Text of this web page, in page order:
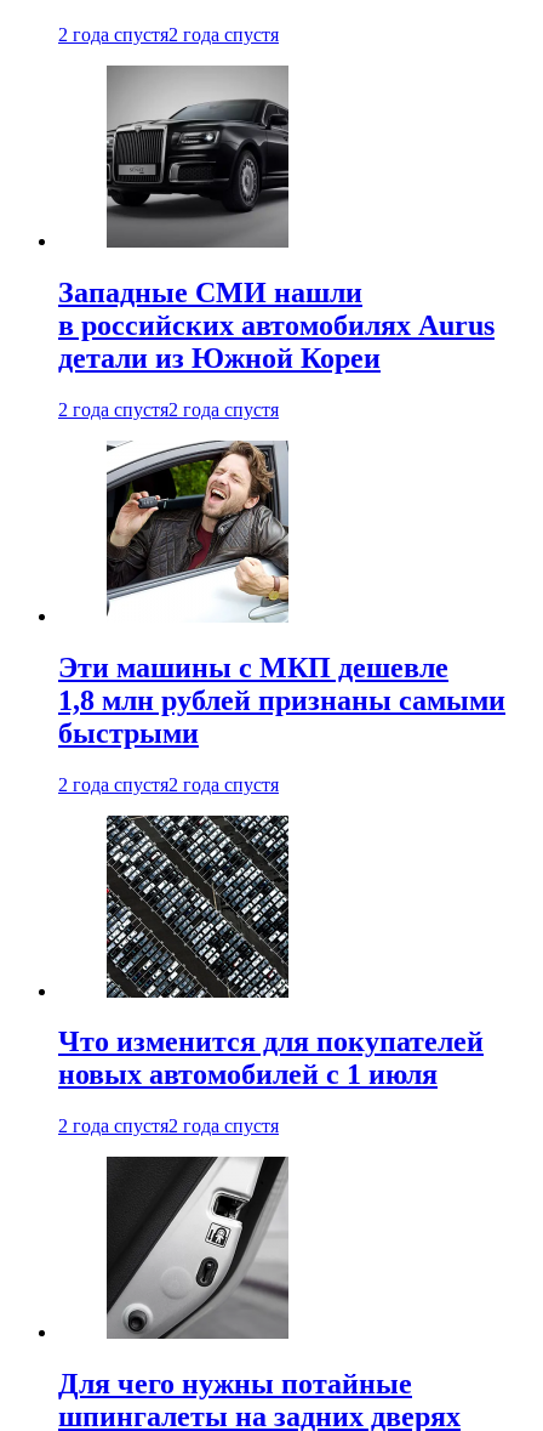
2 года спустя2 года спустя
Западные СМИ нашли
в российских автомобилях Aurus
детали из Южной Кореи
2 года спустя2 года спустя
Эти машины с МКП дешевле
1,8 млн рублей признаны самыми
быстрыми
2 года спустя2 года спустя
Что изменится для покупателей
новых автомобилей с 1 июля
2 года спустя2 года спустя
Для чего нужны потайные
шпингалеты на задних дверях